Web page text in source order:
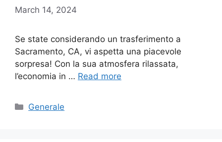
March 14, 2024
Se state considerando un trasferimento a
Sacramento, CA, vi aspetta una piacevole
sorpresa! Con la sua atmosfera rilassata,
l’economia in … Read more
Categories
Generale